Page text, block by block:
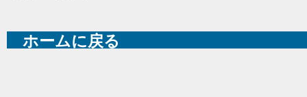
ホームに戻る